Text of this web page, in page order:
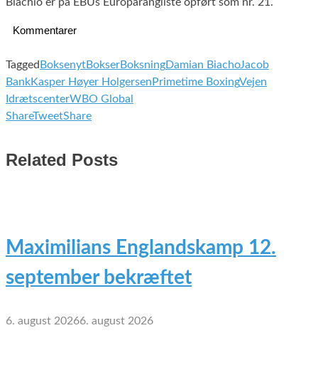
Kommentarer
Tagged BoksenytBokserBoksningDamian BiachoJacob
BankKasper Høyer Holgersen Primetime BoxingVejen
IdrætscenterWBO Global
ShareTweetShare
Related Posts
Maximilians Englandskamp 12.
september bekræftet
6. august 20266. august 2026